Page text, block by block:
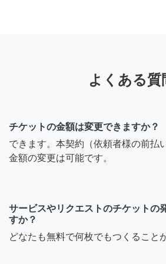
よくある質
チケットの金額は変更できますか？
できます。本契約（依頼者様の前払
金額の変更は可能です。
サービスやリクエストのチケットの
すか？
どなたも無料で何枚でもつくること